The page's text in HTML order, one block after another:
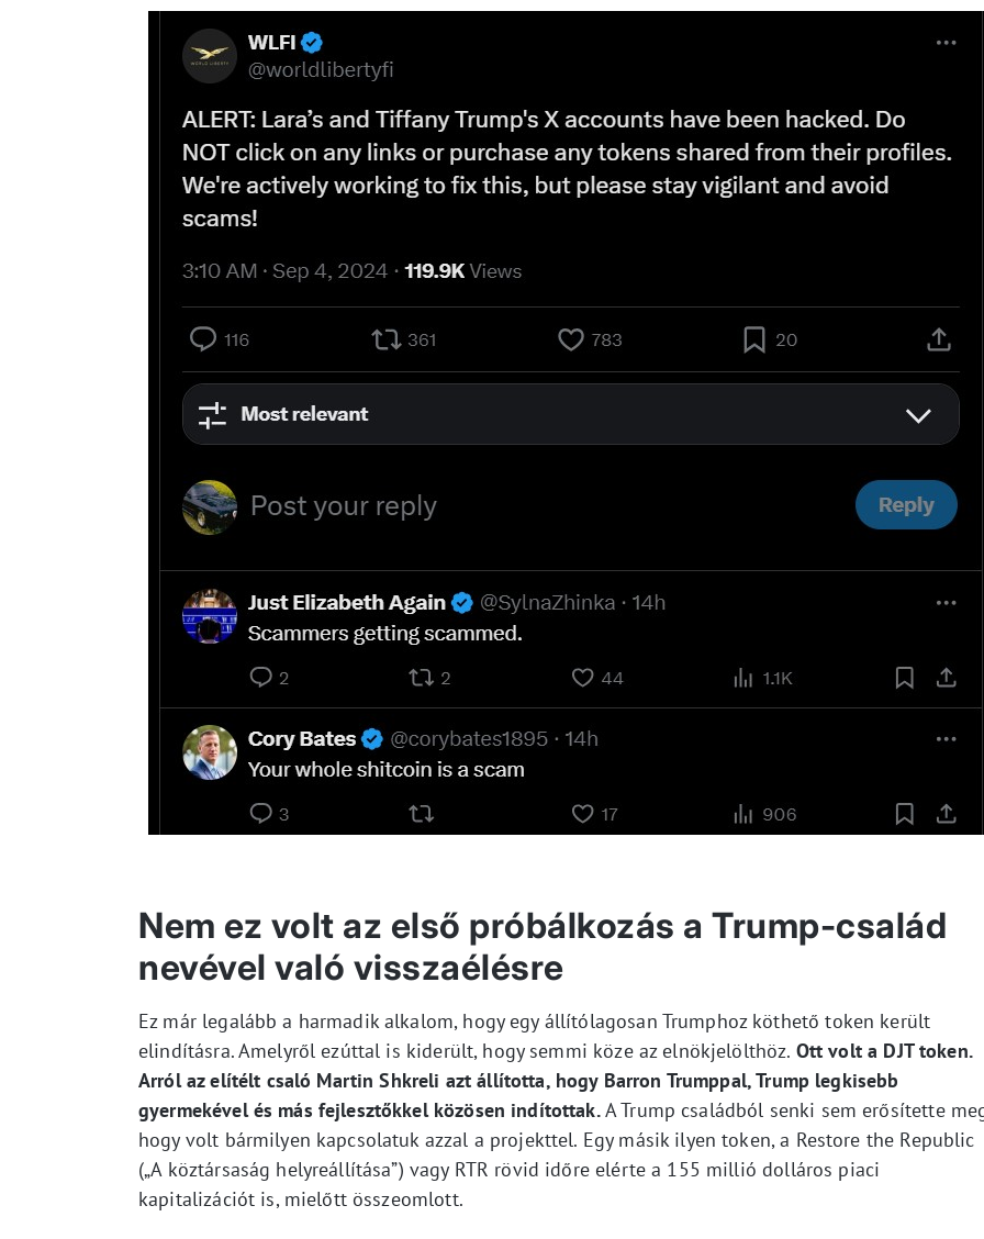
Nem ez volt az első próbálkozás a Trump-család
nevével való visszaélésre
Ez már legalább a harmadik alkalom, hogy egy állítólagosan Trumphoz köthető token került
elindításra. Amelyről ezúttal is kiderült, hogy semmi köze az elnökjelölthöz. Ott volt a DJT token.
Arról az elítélt csaló Martin Shkreli azt állította, hogy Barron Trumppal, Trump legkisebb
gyermekével és más fejlesztőkkel közösen indítottak.A Trump családból senki sem erősítette
hogy volt bármilyen kapcsolatuk azzal a projekttel. Egy másik ilyen token, a Restore the Republic
(„A köztársaság helyreállítása”) vagy RTR rövid időre elérte a 155 millió dolláros piaci
kapitalizációt is, mielőtt összeomlott.